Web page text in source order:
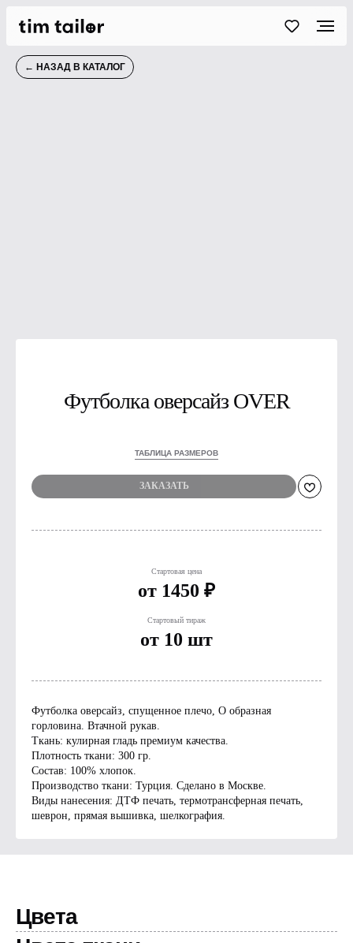
← НАЗАД В КАТАЛОГ
Футболка оверсайз OVER
ТАБЛИЦА РАЗМЕРОВ
ЗАКАЗАТЬ
Стартовая цена
от 1450 ₽
Стартовый тираж
от 10 шт
Футболка оверсайз, спущенное плечо, О образная
горловина. Втачной рукав.
Ткань: кулирная гладь премиум качества.
Плотность ткани: 300 гр.
Состав: 100% хлопок.
Производство ткани: Турция. Сделано в Москве.
Виды нанесения: ДТФ печать, термотрансферная печать,
шеврон, прямая вышивка, шелкография.
Цвета